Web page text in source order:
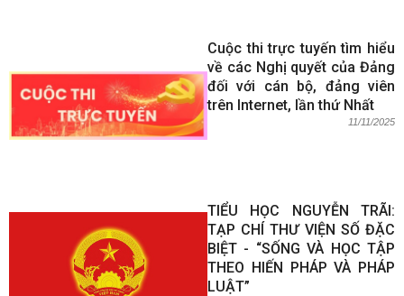
Cuộc thi trực tuyến tìm hiểu
về các Nghị quyết của Đảng
đối với cán bộ, đảng viên
trên Internet, lần thứ Nhất
11/11/2025
TIỂU HỌC NGUYỄN TRÃI:
TẠP CHÍ THƯ VIỆN SỐ ĐẶC
BIỆT - “SỐNG VÀ HỌC TẬP
THEO HIẾN PHÁP VÀ PHÁP
LUẬT”